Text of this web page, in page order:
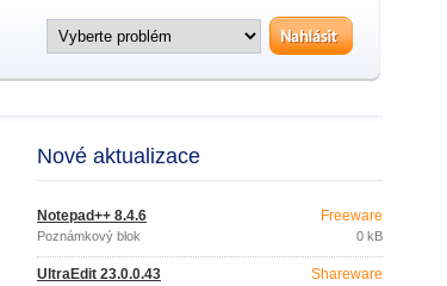
Nové aktualizace
Notepad++ 8.4.6
Poznámkový blok
Freeware
0 kB
UltraEdit 23.0.0.43 Shareware